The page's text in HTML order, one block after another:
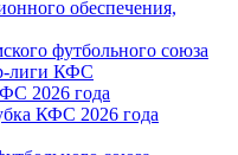
обеспечения,
футбольного союза
лиги КФС
2026 года
КФС 2026 года